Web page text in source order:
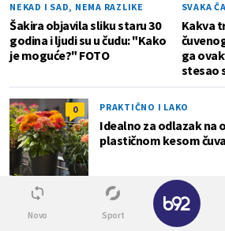
NEKAD I SAD, NEMA RAZLIKE
Šakira objavila sliku staru 30
godina i ljudi su u čudu: "Kako
je moguće?" FOTO
SVAKA
Kakva
ga
stesao
0 PRAKTIČNO I LAKO
Idealno za odlazak na
plastičnom kesom
DOLAZE PROMENE
Haos u najavi: Kako će
Novo Sport
✕